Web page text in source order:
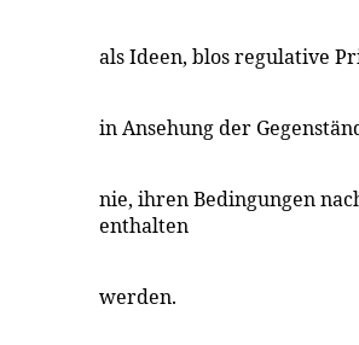
als Ideen, blos regulative
in Ansehung der
nie, ihren Bedingungen
enthalten
werden.